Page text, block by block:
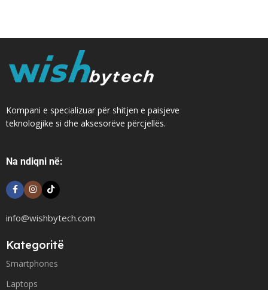
Kompani e specializuar për shitjen e paisjeve
teknologjike si dhe aksesorëve përcjellës.
Na ndiqni në:
info@wishbytech.com
Kategoritë
Smartphones
Laptops